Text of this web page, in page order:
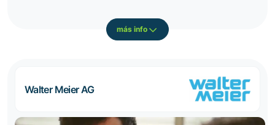
más info
Walter Meier AG